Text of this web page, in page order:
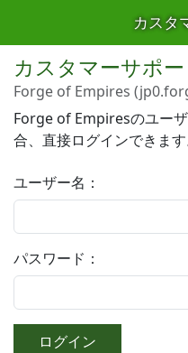
カスタ
カスタマーサポ
Forge of Empires
Forge of Empiresのユー
合、直接ログインできます
ユーザー名：
パスワード：
ログイン